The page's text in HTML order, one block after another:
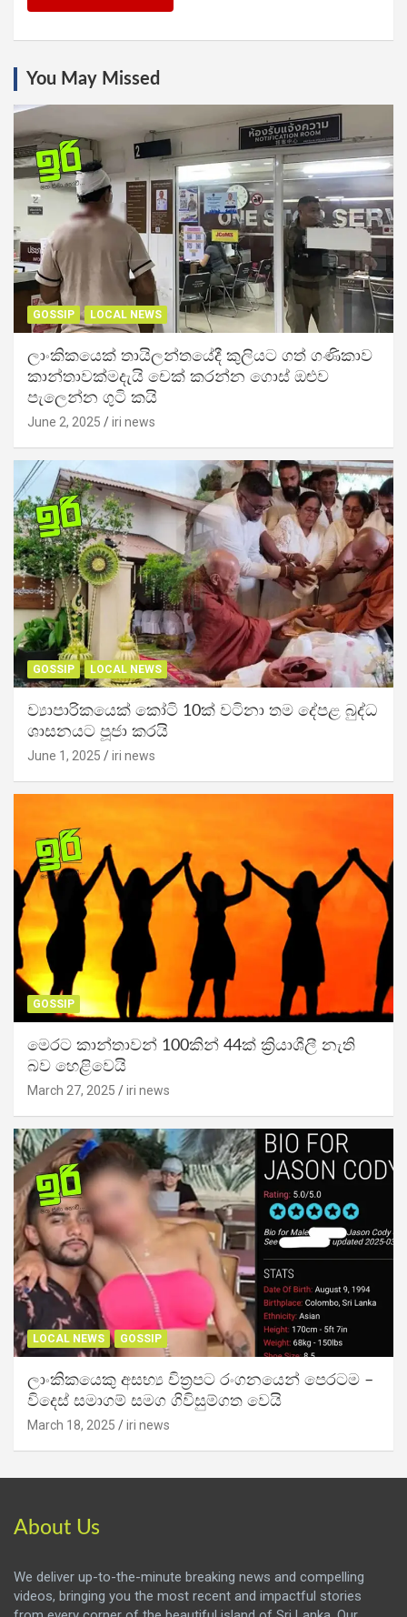
You May Missed
GOSSIP LOCAL NEWS
ලාංකිකයෙක් තායිලන්තයේදී කුලියට ගත් ගණිකාව
කාන්තාවක්මදැයි චෙක් කරන්න ගොස් ඔළුව
පැලෙන්න ගුටි කයි
June 2, 2025 iri news
GOSSIP LOCAL NEWS
ව්‍යාපාරිකයෙක් කෝටි 10ක් වටිනා තම දේපළ බුද්ධ
ශාසනයට පූජා කරයි
June 1, 2025 iri news
GOSSIP
මෙරට කාන්තාවන් 100කින් 44ක් ක්‍රියාශීලී නැති
බව හෙළිවෙයි
March 27, 2025 iri news
LOCAL NEWS GOSSIP
ලාංකිකයෙකු අසභ්‍ය චිත්‍රපට රංගනයෙන් පෙරටම –
විදෙස් සමාගම් සමග ගිවිසුම්ගත වෙයි
March 18, 2025 iri news
About Us
We deliver up-to-the-minute breaking news and compelling
videos, bringing you the most recent and impactful stories